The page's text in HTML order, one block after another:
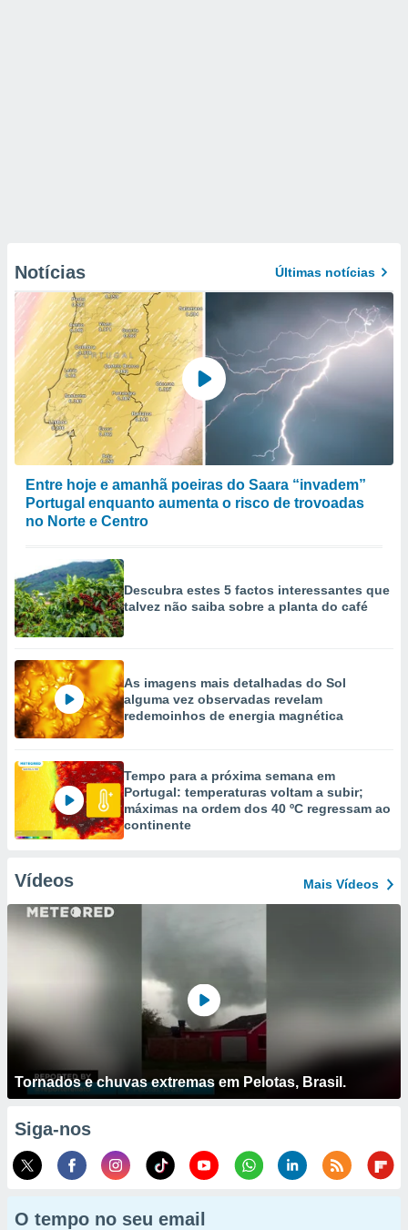
Notícias Últimas notícias
Entre hoje e amanhã poeiras do Saara “invadem”
Portugal enquanto aumenta o risco de trovoadas
no Norte e Centro
Descubra estes 5 factos interessantes que
talvez não saiba sobre a planta do café
As imagens mais detalhadas do Sol
alguma vez observadas revelam
redemoinhos de energia magnética
Tempo para a próxima semana em
Portugal: temperaturas voltam a subir;
máximas na ordem dos 40 ºC regressam ao
continente
Vídeos Mais Vídeos
Tornados e chuvas extremas em Pelotas, Brasil.
Siga-nos
O tempo no seu email